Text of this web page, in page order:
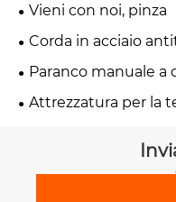
Vieni con noi, pinza
Corda in acciaio
Paranco manuale a
Attrezzatura per la